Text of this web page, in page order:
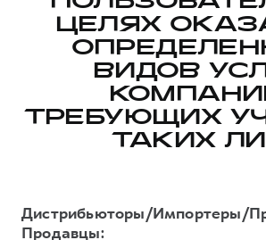
DARGO
от 3 499
F7
от 2 899 000 ₽
F7X
Тест-драйв
Трейд-ин
КРЕДИТ И СТРАХОВАНИЕ
Кредитный калькулятор
СЕРВИСНОЕ
Нулевое ТО
Программа «Помощь на дороге»
Регламенты технического
Электронный ПТС
GWM Безопасность
О дилере
Наша команда
ЦЕЛЯХ
ВИДОВ
ТРЕБУЮЩИХ
ТАКИХ
Дистрибьюторы/Импортеры/
Продавцы: